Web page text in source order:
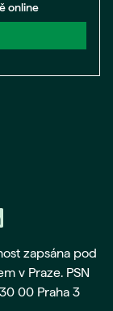
online
zapsána pod
v Praze. PSN
00 Praha 3